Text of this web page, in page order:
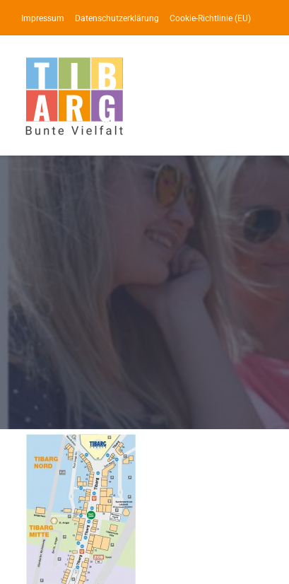
Inhalt
springen
Impressum Datenschutzerklärung Cookie-Richtlinie (EU)